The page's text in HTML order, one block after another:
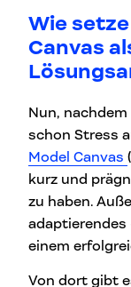
Wie
Canvas
Nun,
schon Stress
Model Canvas
kurz und
zu haben.
adaptierendes
einem
Von dort gibt